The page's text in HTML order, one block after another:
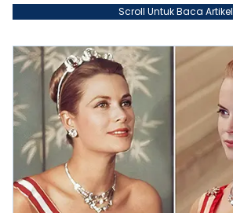
Scroll Untuk Baca Artikel